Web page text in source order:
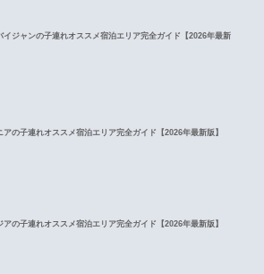
イジャンの子連れオススメ宿泊エリア完全ガイド【2026年最新
アの子連れオススメ宿泊エリア完全ガイド【2026年最新版】
アの子連れオススメ宿泊エリア完全ガイド【2026年最新版】